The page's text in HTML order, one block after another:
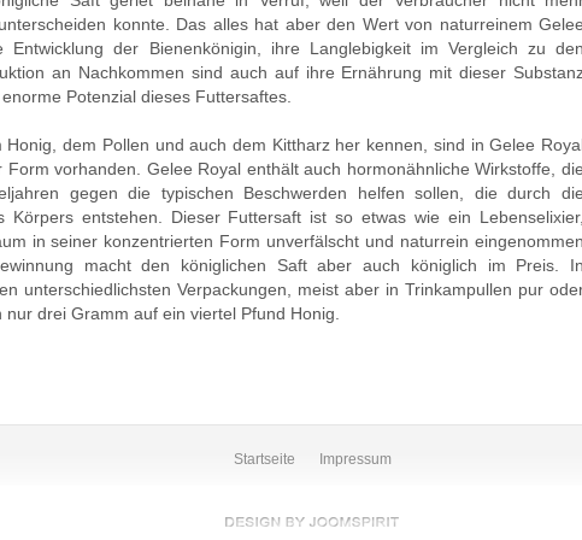
konnte. Das alles hat aber den Wert von naturreinem Gelee
Entwicklung der Bienenkönigin, ihre Langlebigkeit im Vergleich zu den
an Nachkommen sind auch auf ihre Ernährung mit dieser
Potenzial dieses Futtersaftes.
dem Pollen und auch dem Kittharz her kennen, sind in Gelee Royal
vorhanden. Gelee Royal enthält auch hormonähnliche Wirkstoffe, die
gegen die typischen Beschwerden helfen sollen, die durch die
Körpers entstehen. Dieser Futtersaft ist so etwas wie ein Lebenselixier,
in seiner konzentrierten Form unverfälscht und naturrein eingenommen
macht den königlichen Saft aber auch königlich im Preis. In
unterschiedlichsten Verpackungen, meist aber in Trinkampullen pur
drei Gramm auf ein viertel Pfund Honig.
Startseite Impressum